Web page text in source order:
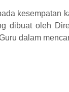
kesempatan
dibuat oleh
dalam